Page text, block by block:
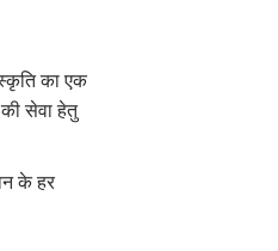
का एक
सेवा हेतु
के हर